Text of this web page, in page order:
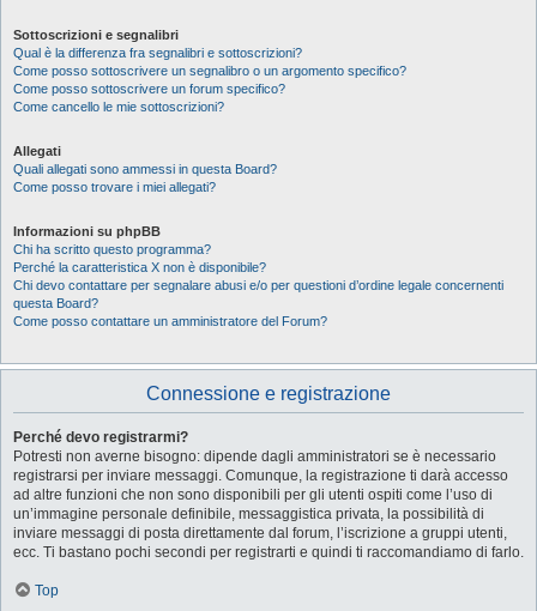
Sottoscrizioni e segnalibri
Qual è la differenza fra segnalibri e sottoscrizioni?
Come posso sottoscrivere un segnalibro o un argomento specifico?
Come posso sottoscrivere un forum specifico?
Come cancello le mie sottoscrizioni?
Allegati
Quali allegati sono ammessi in questa Board?
Come posso trovare i miei allegati?
Informazioni su phpBB
Chi ha scritto questo programma?
Perché la caratteristica X non è disponibile?
Chi devo contattare per segnalare abusi e/o per questioni d’ordine legale concernenti
questa Board?
Come posso contattare un amministratore del Forum?
Connessione e registrazione
Perché devo registrarmi?
Potresti non averne bisogno: dipende dagli amministratori se è necessario
registrarsi per inviare messaggi. Comunque, la registrazione ti darà accesso
ad altre funzioni che non sono disponibili per gli utenti ospiti come l’uso di
un’immagine personale definibile, messaggistica privata, la possibilità di
inviare messaggi di posta direttamente dal forum, l’iscrizione a gruppi utenti,
ecc. Ti bastano pochi secondi per registrarti e quindi ti raccomandiamo di farlo.
Top